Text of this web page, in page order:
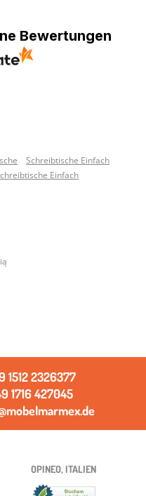
Bewertungen
Schreibtische Einfach
Einfach
1512 2326377
1716 427045
OPINEO, ITALIEN